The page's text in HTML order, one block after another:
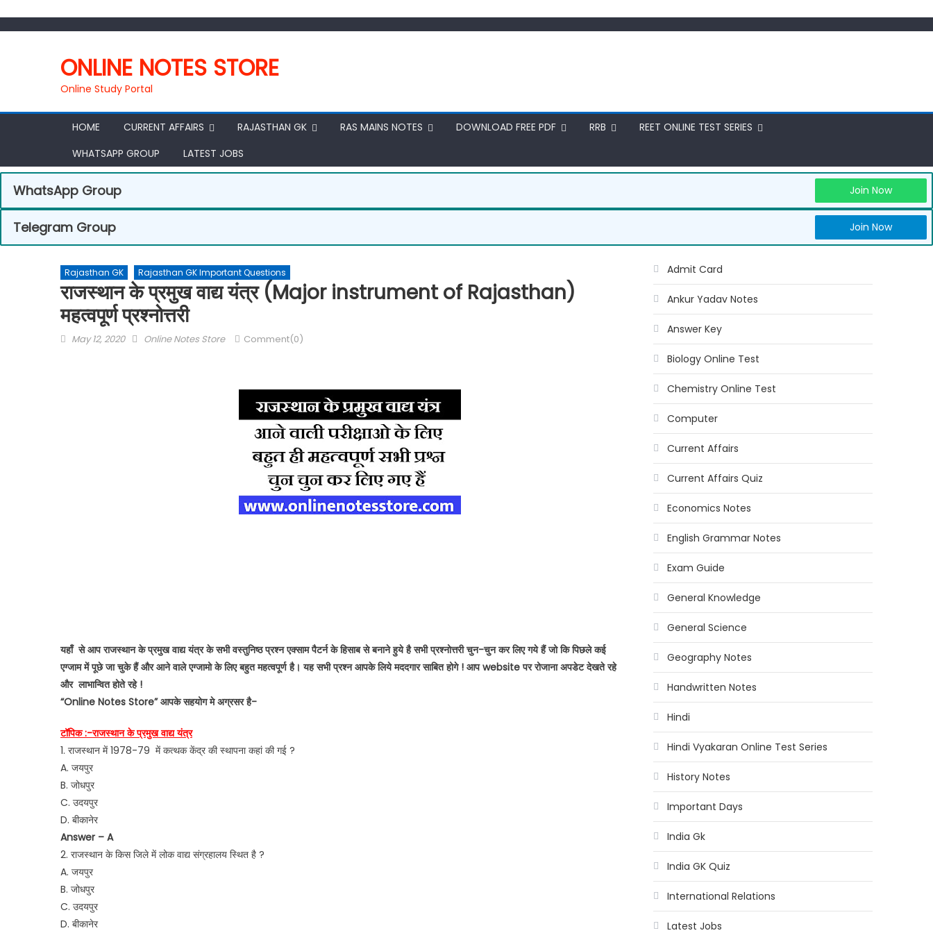
ONLINE NOTES STORE
Online Study Portal
HOME CURRENT AFFAIRS RAJASTHAN GK RAS MAINS NOTES DOWNLOAD FREE PDF RRB
REET ONLINE TEST SERIES
WHATSAPP GROUP
LATEST JOBS
WhatsApp Group Join Now
Telegram Group Join Now
Rajasthan GK Rajasthan GK Important Questions
राजस्थान के प्रमुख वाद्य यंत्र (Major instrument of Rajasthan)
महत्वपूर्ण प्रश्नोत्तरी
May 12, 2020 Online Notes Store Comment(0)
यहाँ से आप राजस्थान के प्रमुख वाद्य यंत्र के सभी वस्तुनिष्ठ प्रश्न एक्साम पैटर्न के हिसाब से बनाने हुये है सभी प्रश्नोत्तरी चुन-चुन कर लिए गये हैं जो कि पिछले कई
एग्जाम में पूछे जा चुके हैं और आने वाले एग्जामो के लिए बहुत महत्वपूर्ण है। यह सभी प्रश्न आपके लिये मददगार साबित होगे ! आप website पर रोजाना अपडेट देखते रहे
और लाभान्वित होते रहे !
“Online Notes Store” आपके सहयोग मे अग्रसर है-
टॉपिक :-राजस्थान के प्रमुख वाद्य यंत्र
1. राजस्थान में 1978-79 में कत्थक केंद्र की स्थापना कहां की गई ?
A. जयपुर
B. जोधपुर
C. उदयपुर
D. बीकानेर
Answer – A
2. राजस्थान के किस जिले में लोक वाद्य संग्रहालय स्थित है ?
A. जयपुर
B. जोधपुर
C. उदयपुर
D. बीकानेर
Admit Card
Ankur Yadav Notes
Answer Key
Biology Online Test
Chemistry Online Test
Computer
Current Affairs
Current Affairs Quiz
Economics Notes
English Grammar Notes
Exam Guide
General Knowledge
General Science
Geography Notes
Handwritten Notes
Hindi
Hindi Vyakaran Online Test Series
History Notes
Important Days
India Gk
India GK Quiz
International Relations
Latest Jobs